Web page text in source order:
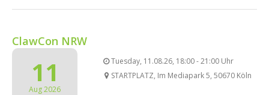
ClawCon NRW
11
Aug 2026
Tuesday, 11.08.26, 18:00 - 21:00 Uhr
STARTPLATZ, Im Mediapark 5, 50670 Köln